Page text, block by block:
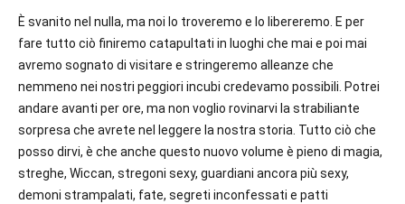
È svanito nel nulla, ma noi lo troveremo e lo libereremo. E per
fare tutto ciò finiremo catapultati in luoghi che mai e poi mai
avremo sognato di visitare e stringeremo alleanze che
nemmeno nei nostri peggiori incubi credevamo possibili. Potrei
andare avanti per ore, ma non voglio rovinarvi la strabiliante
sorpresa che avrete nel leggere la nostra storia. Tutto ciò che
posso dirvi, è che anche questo nuovo volume è pieno di magia,
streghe, Wiccan, stregoni sexy, guardiani ancora più sexy,
demoni strampalati, fate, segreti inconfessati e patti